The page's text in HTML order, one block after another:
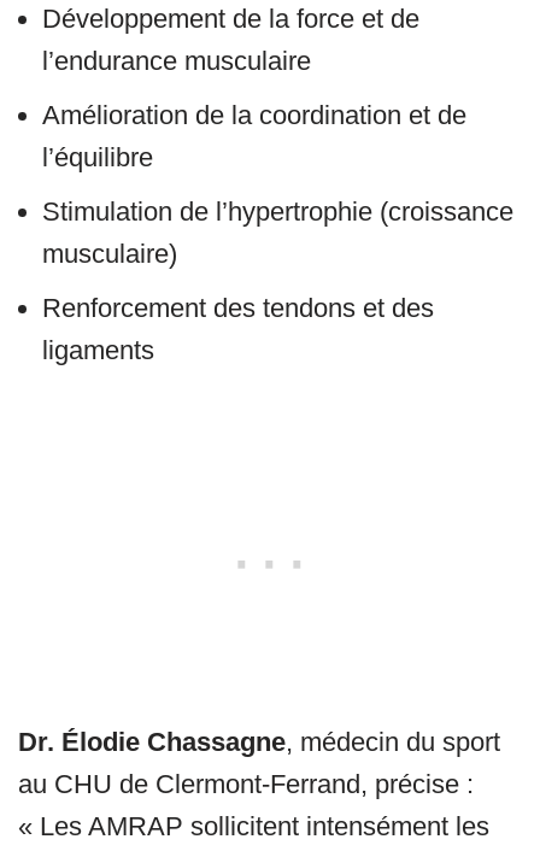
Développement de la force et de
l’endurance musculaire
Amélioration de la coordination et de
l’équilibre
Stimulation de l’hypertrophie (croissance
musculaire)
Renforcement des tendons et des
ligaments
Dr. Élodie Chassagne, médecin du sport
au CHU de Clermont-Ferrand, précise :
« Les AMRAP sollicitent intensément les